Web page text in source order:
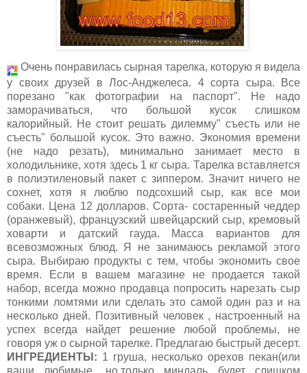
Очень понравилась сырная тарелка, которую я видела
у своих друзей в Лос-Анджелеса. 4 сорта сыра. Все
порезано "как фотографии на паспорт". Не надо
заморачиваться, что большой кусок слишком
калорийный. Не стоит решать дилемму" съесть или не
съесть" большой кусок. Это важно. Экономия времени
(не надо резать), минимально занимает место в
холодильнике, хотя здесь 1 кг сыра. Тарелка вставляется
в полиэтиленовый пакет с зиппером. Значит ничего не
сохнет, хотя я люблю подсохший сыр, как все мои
собаки. Цена 12 долларов. Сорта- состаренный чеддер
(оранжевый), французский швейцарский сыр, кремовый
ховарти и датский гауда. Масса вариантов для
всевозможных блюд. Я не занимаюсь рекламой этого
сыра. Выбираю продукты с тем, чтобы экономить свое
время. Если в вашем магазине не продается такой
набор, всегда можно продавца попросить нарезать сыр
тонкими ломтями или сделать это самой один раз и на
несколько дней. Позитивный человек , настроенный на
успех всегда найдет решение любой проблемы, не
говоря уж о сырной тарелке. Предлагаю быстрый десерт.
ИНГРЕДИЕНТЫ: 1 груша, несколько орехов пекан(или
ваши любимые, но,только миндаль будет слишком